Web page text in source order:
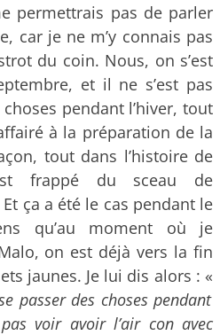
permettrais pas de parler
car je ne m’y connais pas
du coin. Nous, on s’est
et il ne s’est pas
pendant l’hiver, tout
à la préparation de la
tout dans l’histoire de
frappé du sceau de
ça a été le cas pendant le
qu’au moment où je
on est déjà vers la fin
jaunes. Je lui dis alors : «
passer des choses pendant
voir avoir l’air con avec